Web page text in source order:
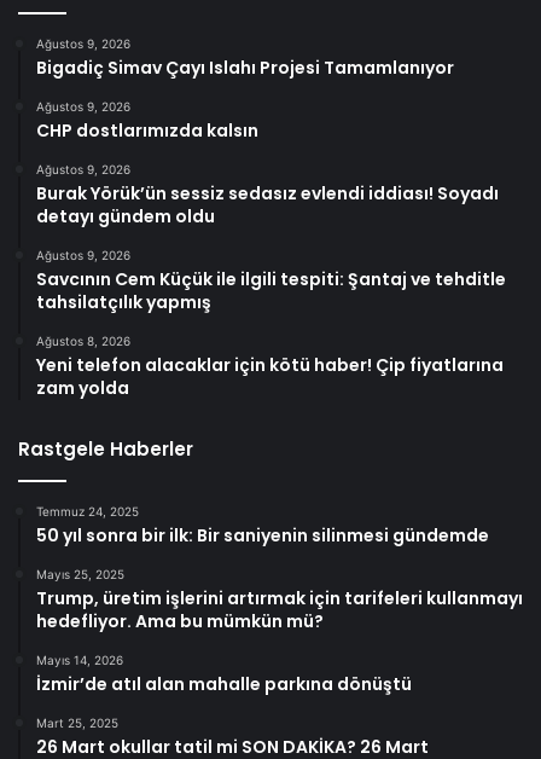
Ağustos 9, 2026
Bigadiç Simav Çayı Islahı Projesi Tamamlanıyor
Ağustos 9, 2026
CHP dostlarımızda kalsın
Ağustos 9, 2026
Burak Yörük’ün sessiz sedasız evlendi iddiası! Soyadı
detayı gündem oldu
Ağustos 9, 2026
Savcının Cem Küçük ile ilgili tespiti: Şantaj ve tehditle
tahsilatçılık yapmış
Ağustos 8, 2026
Yeni telefon alacaklar için kötü haber! Çip fiyatlarına
zam yolda
Rastgele Haberler
Temmuz 24, 2025
50 yıl sonra bir ilk: Bir saniyenin silinmesi gündemde
Mayıs 25, 2025
Trump, üretim işlerini artırmak için tarifeleri kullanmayı
hedefliyor. Ama bu mümkün mü?
Mayıs 14, 2026
İzmir’de atıl alan mahalle parkına dönüştü
Mart 25, 2025
26 Mart okullar tatil mi SON DAKİKA? 26 Mart